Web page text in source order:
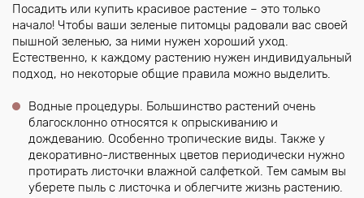
Посадить или купить красивое растение – это только
начало! Чтобы ваши зеленые питомцы радовали вас своей
пышной зеленью, за ними нужен хороший уход.
Естественно, к каждому растению нужен индивидуальный
подход, но некоторые общие правила можно выделить.
Водные процедуры. Большинство растений очень
благосклонно относятся к опрыскиванию и
дождеванию. Особенно тропические виды. Также у
декоративно-лиственных цветов периодически нужно
протирать листочки влажной салфеткой. Тем самым вы
уберете пыль с листочка и облегчите жизнь растению.